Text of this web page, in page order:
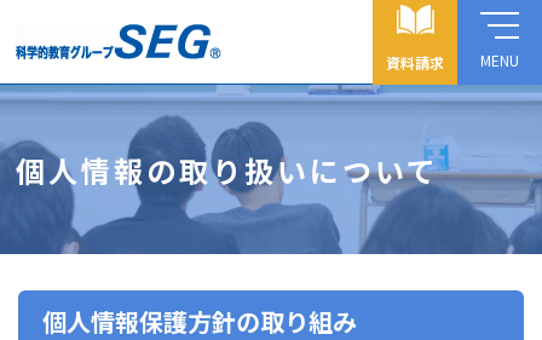
MENU
資料請求
個人情報の取り扱いについて
個人情報保護方針の取り組み